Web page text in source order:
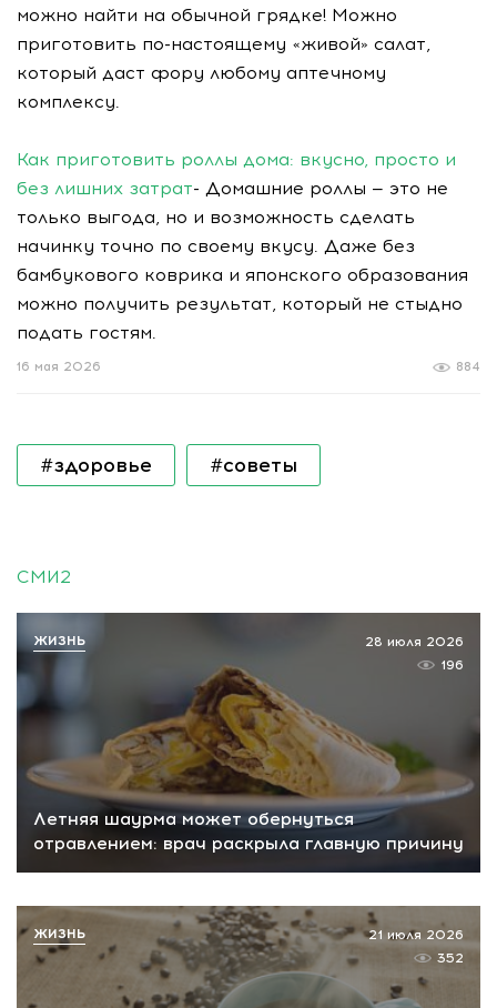
можно найти на обычной грядке! Можно
приготовить по-настоящему «живой» салат,
который даст фору любому аптечному
комплексу.
Как приготовить роллы дома: вкусно, просто и
без лишних затрат- Домашние роллы — это не
только выгода, но и возможность сделать
начинку точно по своему вкусу. Даже без
бамбукового коврика и японского образования
можно получить результат, который не стыдно
подать гостям.
884
16 мая 2026
#здоровье #советы
СМИ2
Летняя шаурма может обернуться
отравлением: врач раскрыла главную причину
28 июля 2026
196
ЖИЗНЬ
21 июля 2026
352
ЖИЗНЬ